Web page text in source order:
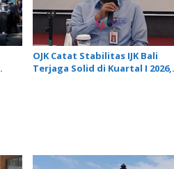
OJK Catat Stabilitas IJK Bali
Terjaga Solid di Kuartal I 2026,